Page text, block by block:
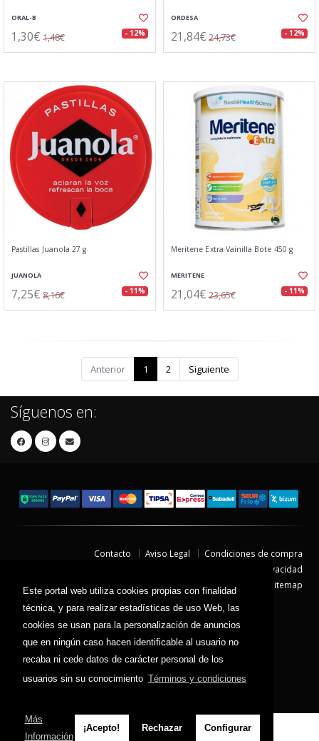
Este portal web utiliza cookies propias con finalidad
técnica, y para realizar estadísticas de uso Web, las
cookies se usan para la personalización de anuncios
que en ningún caso hacen identificable al usuario no
recaba ni cede datos de carácter personal de los
usuarios sin su conocimiento Términos y condiciones
Más
Información
¡Acepto! Rechazar Configurar
ORAL-B
1,30€ 1,48€ - 12%
ORDESA
21,84€ 24,73€ - 12%
Pastillas Juanola 27 g
JUANOLA
7,25€ 8,16€ - 11%
Meritene Extra Vainilla Bote 450 g
MERITENE
21,04€ 23,65€ - 11%
Anterior 1 2 Siguiente
Síguenos en:
Contacto Aviso Legal
Condiciones de compra
Política de Privacidad
Política de Cookies
Sitemap
© 2026 - Todos los derechos reservados.